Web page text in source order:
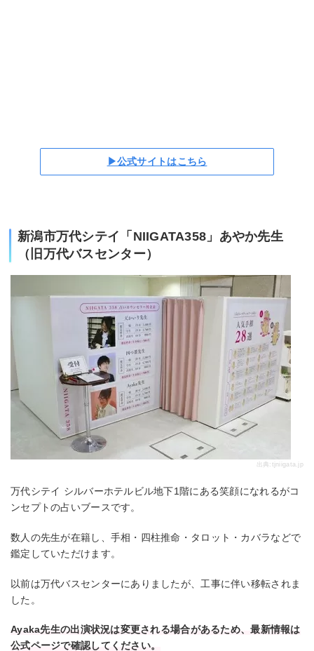
▶公式サイトはこちら
新潟市万代シテイ「NIIGATA358」あやか先生
（旧万代バスセンター）
出典: tjniigata.jp
万代シテイ シルバーホテルビル地下1階にある笑顔になれるがコ
ンセプトの占いブースです。
数人の先生が在籍し、手相・四柱推命・タロット・カバラなどで
鑑定していただけます。
以前は万代バスセンターにありましたが、工事に伴い移転されま
した。
Ayaka先生の出演状況は変更される場合があるため、最新情報は
公式ページで確認してください。